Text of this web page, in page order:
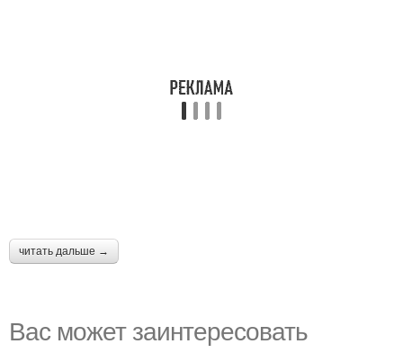
читать дальше →
Вас может заинтересовать